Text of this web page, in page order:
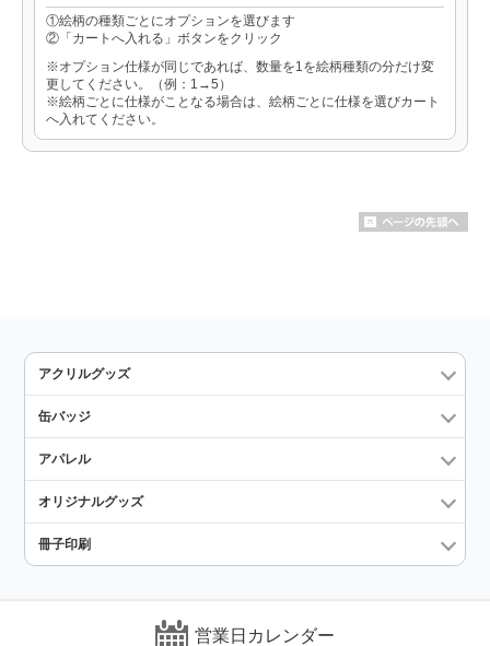
①絵柄の種類ごとにオプションを選びます
②「カートへ入れる」ボタンをクリック
※オプション仕様が同じであれば、数量を1を絵柄種類の分だけ変
更してください。（例：1→5）
※絵柄ごとに仕様がことなる場合は、絵柄ごとに仕様を選びカート
へ入れてください。
アクリルグッズ
缶バッジ
アパレル
オリジナルグッズ
冊子印刷
営業日カレンダー